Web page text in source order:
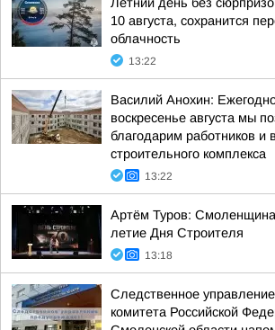
10 августа, сохранится
облачность
13:22
Василий Анохин:
воскресенье августа мы
благодарим работников и
строительного комплекса
13:22
Артём Туров:
летие Дня Строителя
13:18
Следственное
комитета Российской